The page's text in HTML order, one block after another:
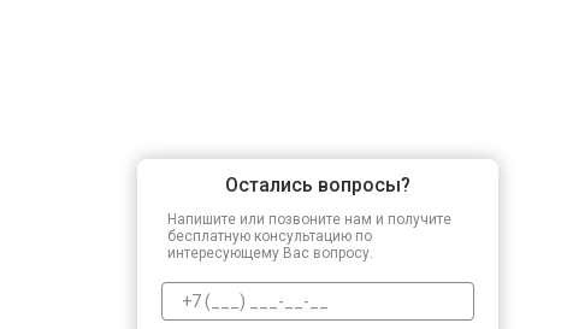
Остались вопросы?
Напишите или позвоните нам и получите
бесплатную консультацию по
интересующему Вас вопросу.